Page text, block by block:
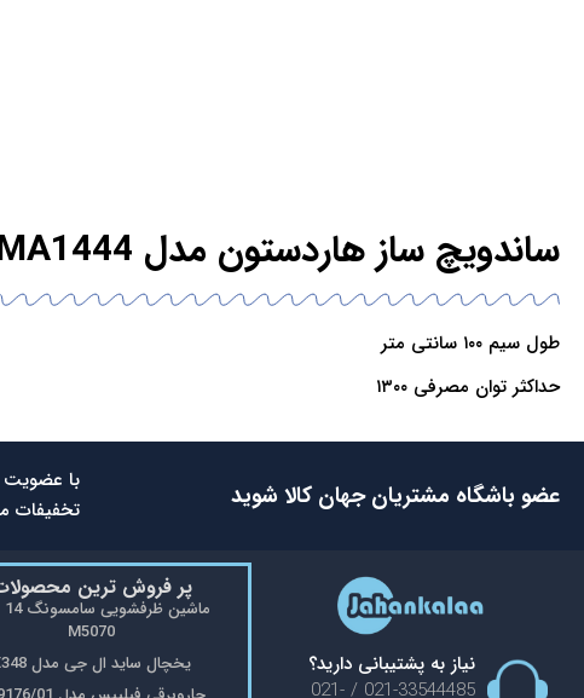
ساندویچ ساز هاردستون مدل SMA1444
طول سیم ۱۰۰ سانتی متر
حداکثر توان مصرفی ۱۳۰۰
عضو باشگاه مشتریان جهان کالا شوید
با عضویت
تخفیفات
نیاز به پشتیبانی دارید؟
021-33544485 / 021-
پر فروش ترین
M5070
یخچال ساید ال جی مدل X348